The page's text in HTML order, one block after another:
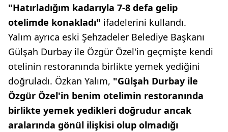
"Hatırladığım kadarıyla 7-8 defa gelip
otelimde konakladı" ifadelerini kullandı.
Yalım ayrıca eski Şehzadeler Belediye Başkanı
Gülşah Durbay ile Özgür Özel'in geçmişte kendi
otelinin restoranında birlikte yemek yediğini
doğruladı. Özkan Yalım, "Gülşah Durbay ile
Özgür Özel'in benim otelimin restoranında
birlikte yemek yedikleri doğrudur ancak
aralarında gönül ilişkisi olup olmadığı